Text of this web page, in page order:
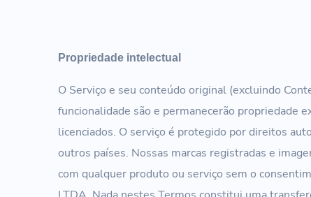
Propriedade intelectual
O Serviço e seu conteúdo original (excluindo
funcionalidade são e permanecerão propriedade
licenciados. O serviço é protegido por direitos
outros países. Nossas marcas registradas e
com qualquer produto ou serviço sem o